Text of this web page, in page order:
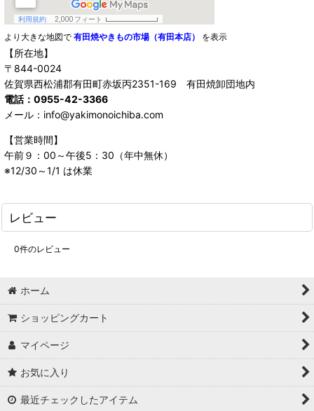
より大きな地図で 有田焼やきもの市場（有田本店） を表示
【所在地】
〒844-0024
佐賀県西松浦郡有田町赤坂丙2351-169 有田焼卸団地内
電話：0955-42-3366
メール：info@yakimonoichiba.com
【営業時間】
午前９：00～午後5：30（年中無休）
※12/30～1/1 は休業
レビュー
0件のレビュー
ホーム
ショッピングカート
マイページ
お気に入り
最近チェックしたアイテム